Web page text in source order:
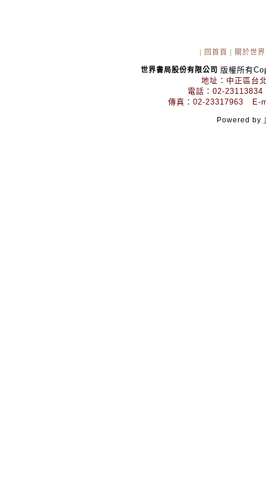
回首頁 關於世界
世界書局股份有限公司 版權所有
地址：中正區台
電話：02-
傳真：02-23317963 E-
Powered by